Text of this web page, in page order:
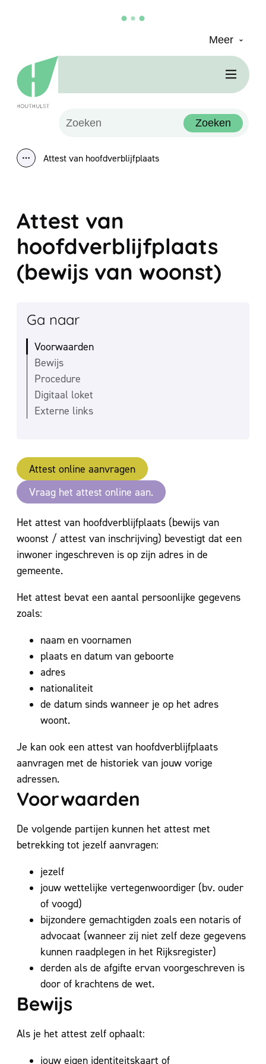
Meer
Houthulst
Waarmee kunnen we jou helpen?
Zoeken
Toon alle broodkruimel items
Attest van hoofdverblijfplaats
Attest van
hoofdverblijfplaats
(bewijs van woonst)
Ga naar
Voorwaarden
Bewijs
Procedure
Digitaal loket
Externe links
Attest online aanvragen
Vraag het attest online aan.
Inhoud
Het attest van hoofdverblijfplaats (bewijs van
woonst / attest van inschrijving) bevestigt dat een
inwoner ingeschreven is op zijn adres in de
gemeente.
Het attest bevat een aantal persoonlijke gegevens
zoals:
naam en voornamen
plaats en datum van geboorte
adres
nationaliteit
de datum sinds wanneer je op het adres
woont.
Je kan ook een attest van hoofdverblijfplaats
aanvragen met de historiek van jouw vorige
adressen.
Voorwaarden
De volgende partijen kunnen het attest met
betrekking tot jezelf aanvragen:
jezelf
jouw wettelijke vertegenwoordiger (bv. ouder
of voogd)
bijzondere gemachtigden zoals een notaris of
advocaat (wanneer zij niet zelf deze gegevens
kunnen raadplegen in het Rijksregister)
derden als de afgifte ervan voorgeschreven is
door of krachtens de wet.
Bewijs
Als je het attest zelf ophaalt:
jouw eigen identiteitskaart of